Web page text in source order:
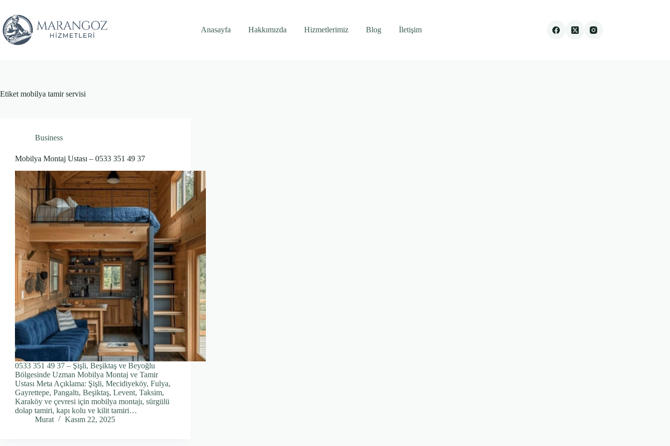
content
Anasayfa
Hakkımızda Hizmetlerimiz Blog İletişim
Etiket mobilya tamir servisi
Business
Mobilya Montaj Ustası – 0533 351 49 37
0533 351 49 37 – Şişli, Beşiktaş ve Beyoğlu
Bölgesinde Uzman Mobilya Montaj ve Tamir
Ustası Meta Açıklama: Şişli, Mecidiyeköy, Fulya,
Gayrettepe, Pangaltı, Beşiktaş, Levent, Taksim,
Karaköy ve çevresi için mobilya montajı, sürgülü
dolap tamiri, kapı kolu ve kilit tamiri…
Murat
Kasım 22, 2025